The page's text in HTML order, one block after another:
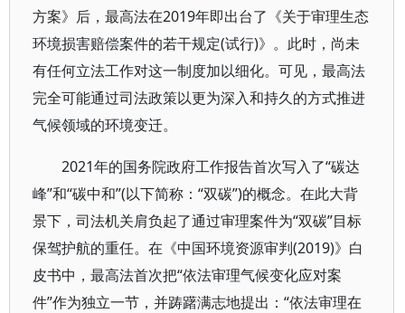
方案》后，最高法在2019年即出台了《关于审理生态
环境损害赔偿案件的若干规定(试行)》。此时，尚未
有任何立法工作对这一制度加以细化。可见，最高法
完全可能通过司法政策以更为深入和持久的方式推进
气候领域的环境变迁。
2021年的国务院政府工作报告首次写入了“碳达
峰”和“碳中和”(以下简称：“双碳”)的概念。在此大背
景下，司法机关肩负起了通过审理案件为“双碳”目标
保驾护航的重任。在《中国环境资源审判(2019)》白
皮书中，最高法首次把“依法审理气候变化应对案
件”作为独立一节，并踌躇满志地提出：“依法审理在